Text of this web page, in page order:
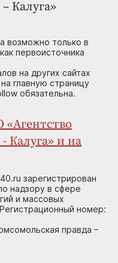
Калуга»
возможно только в
первоисточника
на других сайтах
главную страницу
обязательна.
Калуга» и на
зарегистрирован
надзору в сфере
и массовых
номер:
правда –